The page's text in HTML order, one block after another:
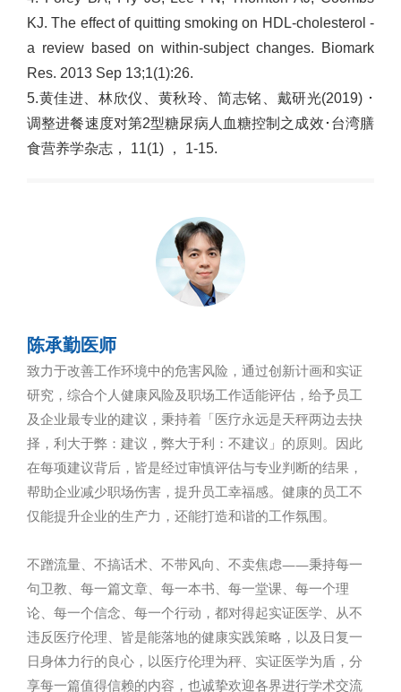
KJ. The effect of quitting smoking on HDL-cholesterol -
a review based on within-subject changes. Biomark
Res. 2013 Sep 13;1(1):26.
5.黄佳进、林欣仪、黄秋玲、简志铭、戴研光(2019) ･
调整进餐速度对第2型糖尿病人血糖控制之成效 ･ 台湾膳
食营养学杂志，
11(1) ， 1-15.
陈承勤医师
致力于改善工作环境中的危害风险，通过创新计画和实证
研究，综合个人健康风险及职场工作适能评估，给予员工
及企业最专业的建议，秉持着「医疗永远是天秤两边去抉
择，利大于弊：建议，弊大于利：不建议」的原则。因此
在每项建议背后，皆是经过审慎评估与专业判断的结果，
帮助企业减少职场伤害，提升员工幸福感。健康的员工不
仅能提升企业的生产力，还能打造和谐的工作氛围。
不蹭流量、不搞话术、不带风向、不卖焦虑——秉持每一
句卫教、每一篇文章、每一本书、每一堂课、每一个理
论、每一个信念、每一个行动，都对得起实证医学、从不
违反医疗伦理、皆是能落地的健康实践策略，以及日复一
日身体力行的良心，以医疗伦理为秤、实证医学为盾，分
享每一篇值得信赖的内容，也诚挚欢迎各界进行学术交流